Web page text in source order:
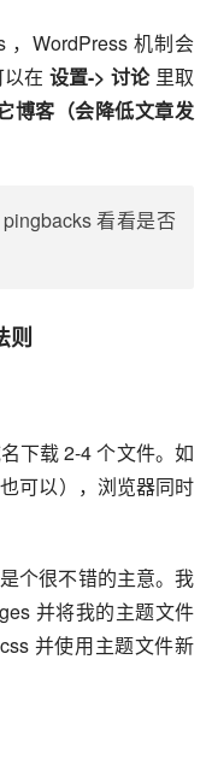
，WordPress 机制会
在 设置-> 讨论 里取
博客（会降低文章发
看看是否
则
下载 2-4 个文件。如
可以），浏览器同时
个很不错的主意。我
并将我的主题文件
并使用主题文件新